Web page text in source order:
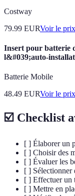
Costway
79.99 EURVoir le prix
Insert pour batterie
l&#039;auto-
Batterie Mobile
48.49 EURVoir le prix
☑️ Checklist
[ ] Élaborer un
[ ] Choisir des
[ ] Évaluer les
[ ] Sélectionner
[ ] Effectuer un
[ ] Mettre en